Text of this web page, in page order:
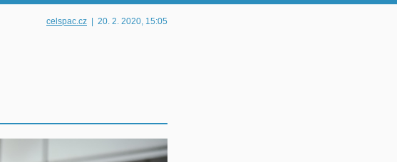
celspac.cz 20. 2. 2020, 15:05